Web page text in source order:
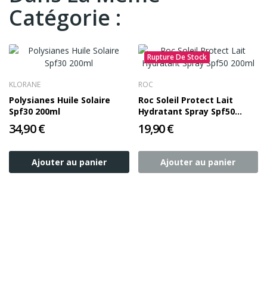
Catégorie :
KLORANE
Polysianes Huile Solaire
Spf30 200ml
34,90 €
Ajouter au panier
Rupture De Stock
ROC
Roc Soleil Protect Lait
Hydratant Spray Spf50
200ml
19,90 €
Ajouter au panier